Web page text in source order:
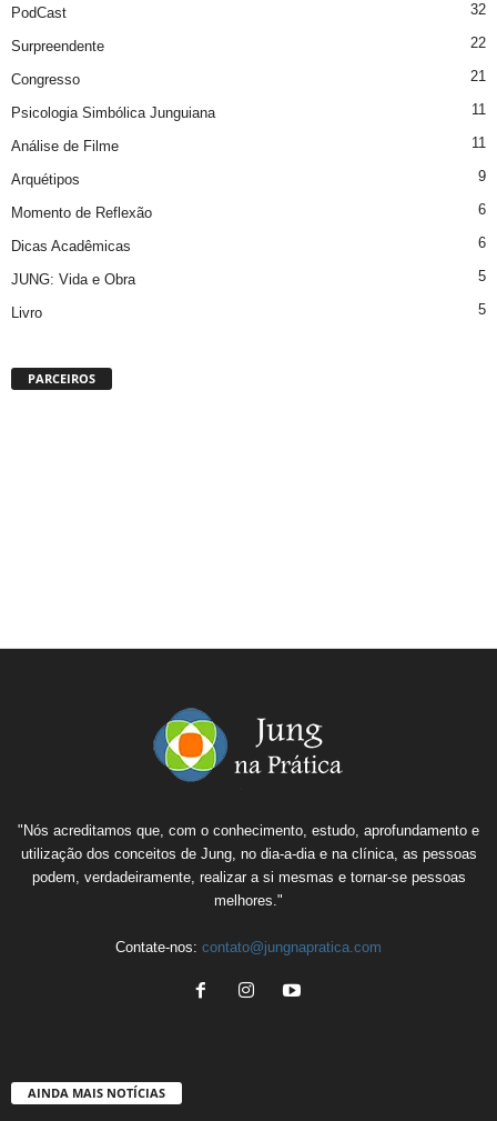
PodCast 32
Surpreendente 22
Congresso 21
Psicologia Simbólica Junguiana 11
Análise de Filme 11
Arquétipos 9
Momento de Reflexão 6
Dicas Acadêmicas 6
JUNG: Vida e Obra 5
Livro 5
PARCEIROS
"Nós acreditamos que, com o conhecimento, estudo, aprofundamento e
utilização dos conceitos de Jung, no dia-a-dia e na clínica, as pessoas
podem, verdadeiramente, realizar a si mesmas e tornar-se pessoas
melhores."
Contate-nos: contato@jungnapratica.com
AINDA MAIS NOTÍCIAS